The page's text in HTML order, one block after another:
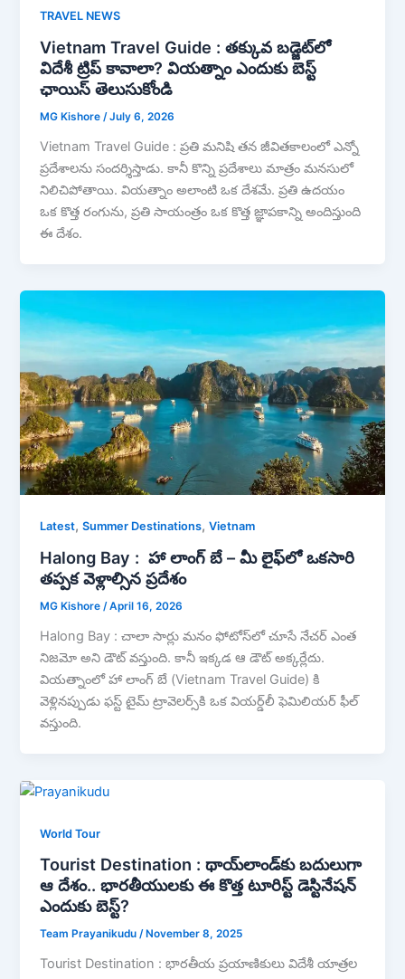
TRAVEL NEWS
Vietnam Travel Guide : తక్కువ బడ్జెట్‌లో
విదేశీ ట్రిప్ కావాలా? వియత్నాం ఎందుకు బెస్ట్
ఛాయిస్ తెలుసుకోండి
MG Kishore /July 6, 2026
Vietnam Travel Guide : ప్రతి మనిషి తన జీవితకాలంలో ఎన్నో
ప్రదేశాలను సందర్శిస్తాడు. కానీ కొన్ని ప్రదేశాలు మాత్రం మనసులో
నిలిచిపోతాయి. వియత్నాం అలాంటి ఒక దేశమే. ప్రతి ఉదయం
ఒక కొత్త రంగును, ప్రతి సాయంత్రం ఒక కొత్త జ్ఞాపకాన్ని అందిస్తుంది
ఈ దేశం.
Latest,Summer Destinations,Vietnam
Halong Bay : హా లాంగ్ బే – మీ లైఫ్‌లో ఒకసారి
తప్పక వెళ్లాల్సిన ప్రదేశం
MG Kishore/April 16, 2026
Halong Bay : చాలా సార్లు మనం ఫోటోస్‌లో చూసే నేచర్ ఎంత
నిజమో అని డౌట్ వస్తుంది. కానీ ఇక్కడ ఆ డౌట్ అక్కర్లేదు.
వియత్నాం‌లో హా లాంగ్ బే (Vietnam Travel Guide) కి
వెళ్లినప్పుడు ఫస్ట్ టైమ్ ట్రావెలర్స్‌‌కి ఒక వియర్డ్‌లీ ఫెమిలియర్ ఫీల్
వస్తుంది.
World Tour
Tourist Destination : థాయ్‌లాండ్‌కు బదులుగా
ఆ దేశం.. భారతీయులకు ఈ కొత్త టూరిస్ట్ డెస్టినేషన్
ఎందుకు బెస్ట్?
Team Prayanikudu/ November 8, 2025
Tourist Destination : భారతీయ ప్రయాణికులు విదేశీ యాత్రల